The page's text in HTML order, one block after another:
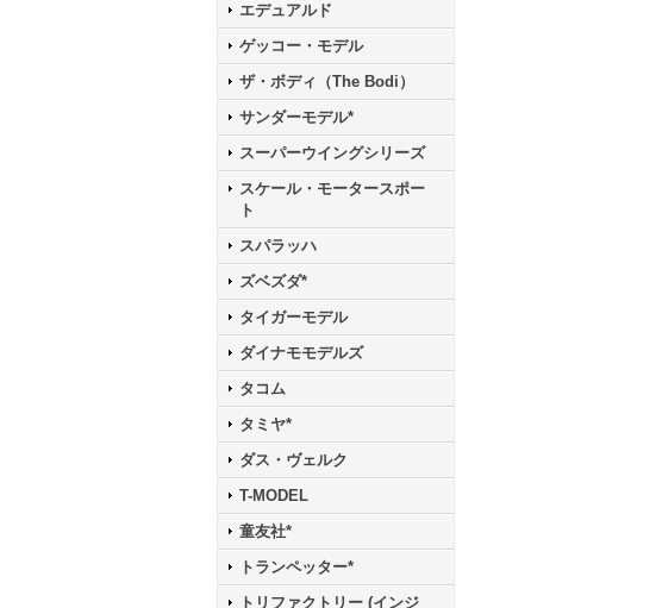
エデュアルド
ゲッコー・モデル
ザ・ボディ（The Bodi）
サンダーモデル*
スーパーウイングシリーズ
スケール・モータースポー
ト
スパラッハ
ズベズダ*
タイガーモデル
ダイナモモデルズ
タコム
タミヤ*
ダス・ヴェルク
T-MODEL
童友社*
トランペッター*
トリファクトリー (インジ